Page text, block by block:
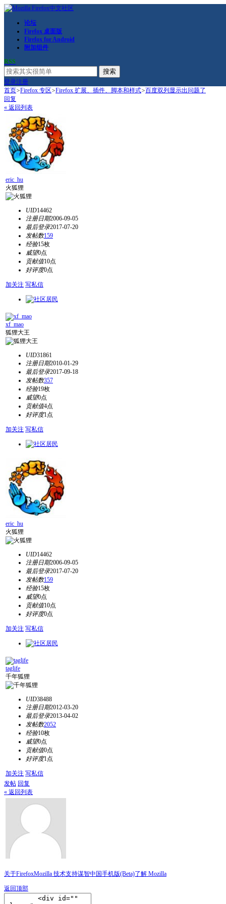
论坛
Firefox 桌面版
Firefox for Android
附加组件
RSS
搜索
登录注册
首页>Firefox 专区>Firefox 扩展、插件、脚本和样式>百度双列显示出问题了
回复
« 返回列表
eric_hu
火狐狸
UID14462
注册日期2006-09-05
最后登录2017-07-20
发帖数159
经验15枚
威望0点
贡献值10点
好评度0点
加关注 写私信
xf_mao
狐狸大王
UID31861
注册日期2010-01-29
最后登录2017-09-18
发帖数357
经验19枚
威望0点
贡献值4点
好评度1点
加关注 写私信
eric_hu
火狐狸
UID14462
注册日期2006-09-05
最后登录2017-07-20
发帖数159
经验15枚
威望0点
贡献值10点
好评度0点
加关注 写私信
taglife
千年狐狸
UID38488
注册日期2012-03-20
最后登录2013-04-02
发帖数2052
经验10枚
威望0点
贡献值0点
好评度1点
加关注 写私信
发帖 回复
« 返回列表
关于FirefoxMozilla 技术支持谋智中国手机版(Beta)了解 Mozilla
返回顶部